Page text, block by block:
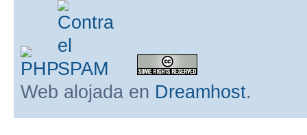
Web alojada en Dreamhost.